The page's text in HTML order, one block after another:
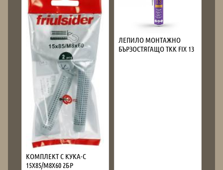
КОМПЛЕКТ С КУКА-С
15Х85/М8Х60 2БР
ЛЕПИЛО МОНТАЖНО
БЪРЗОСТЯГАЩО TKK FIX 13